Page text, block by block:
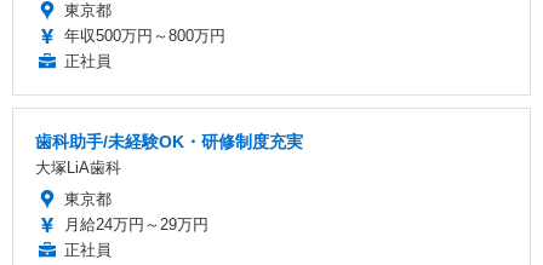
東京都
年収500万円～800万円
正社員
歯科助手/未経験OK・研修制度充実
大塚LiA歯科
東京都
月給24万円～29万円
正社員